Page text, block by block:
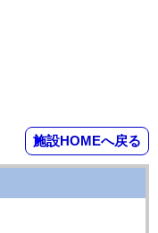
施設HOMEへ戻る